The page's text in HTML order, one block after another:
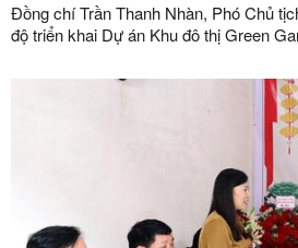
Đồng chí Trần Thanh Nhàn, Phó Chủ
độ triển khai Dự án Khu đô thị Green